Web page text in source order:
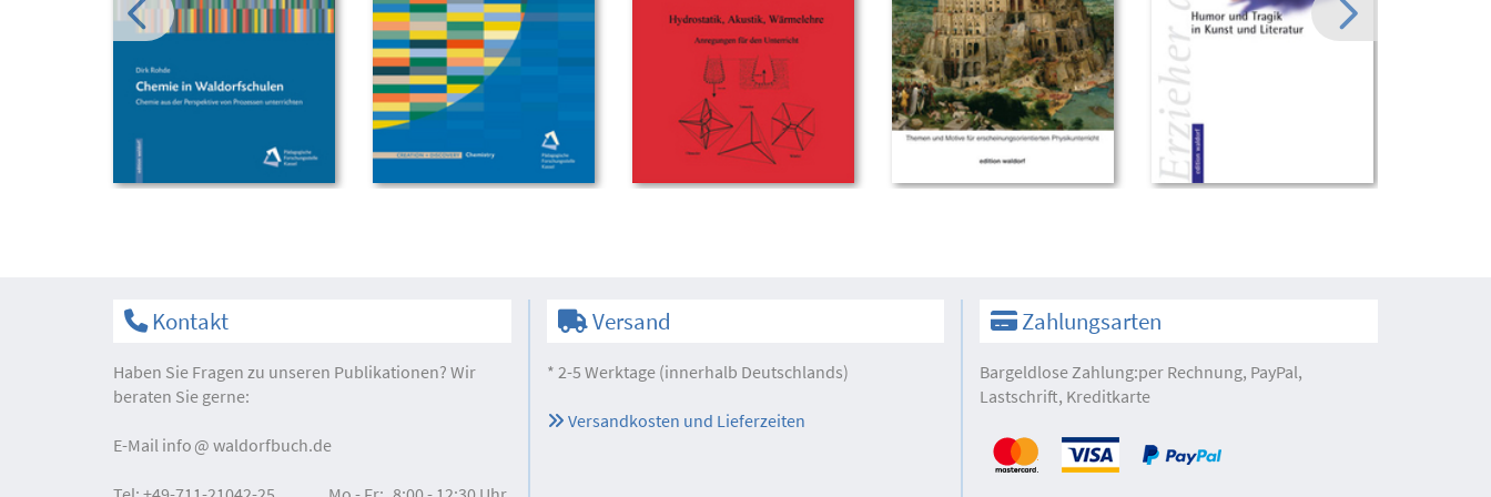
Kontakt
Haben Sie Fragen zu unseren Publikationen? Wir
beraten Sie gerne:
E-Mail info waldorfbuch.de
Versand
* 2-5 Werktage (innerhalb Deutschlands)
Versandkosten und Lieferzeiten
Zahlungsarten
Bargeldlose Zahlung:per Rechnung, PayPal,
Lastschrift, Kreditkarte